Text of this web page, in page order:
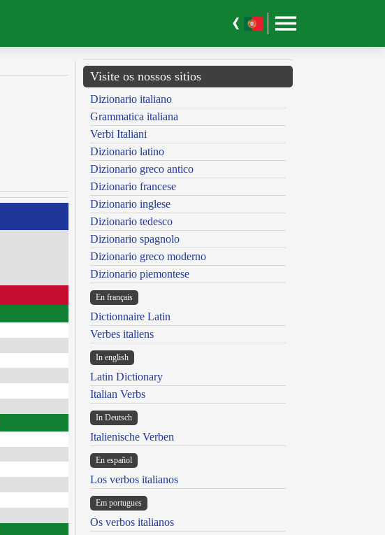
Visite os nossos sitios
Dizionario italiano
Grammatica italiana
Verbi Italiani
Dizionario latino
Dizionario greco antico
Dizionario francese
Dizionario inglese
Dizionario tedesco
Dizionario spagnolo
Dizionario greco moderno
Dizionario piemontese
En français
Dictionnaire Latin
Verbes italiens
In english
Latin Dictionary
Italian Verbs
In Deutsch
Italienische Verben
En español
Los verbos italianos
Em portugues
Os verbos italianos